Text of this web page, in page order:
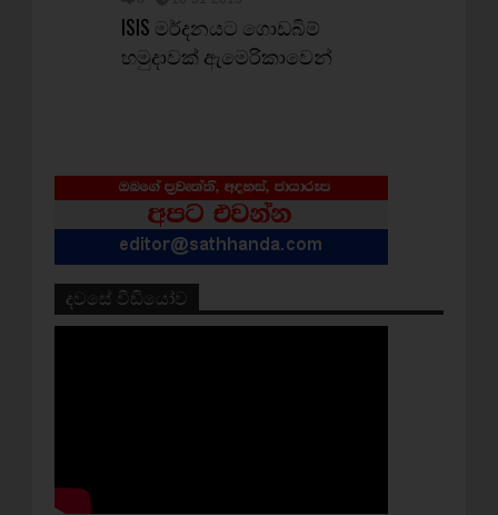
ISIS මර්දනයට ගොඩබිම්
හමුදාවක් ඇමෙරිකාවෙන්
දවසේ වීඩියෝව